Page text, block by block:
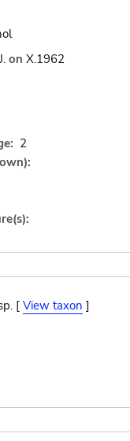
on X.1962
2
[ View taxon ]